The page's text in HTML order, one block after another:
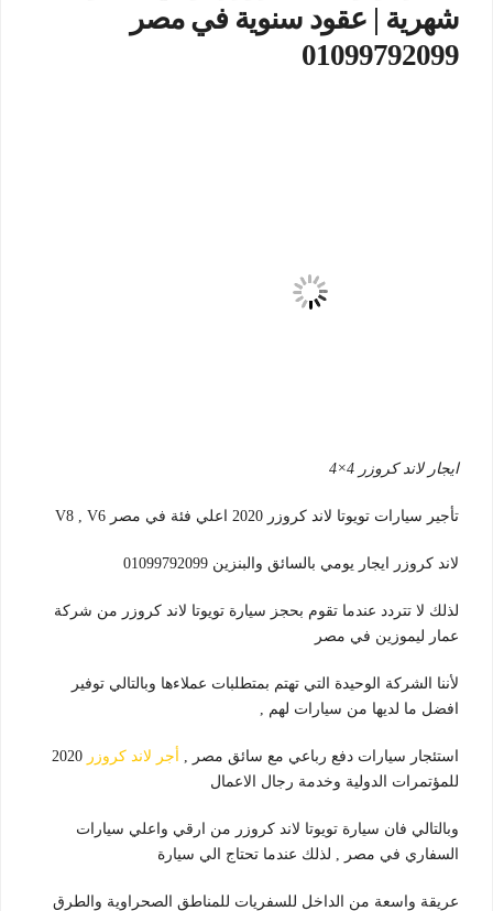
شهرية | عقود سنوية في مصر
01099792099
ايجار لاند كروزر 4×4
تأجير سيارات تويوتا لاند كروزر 2020 اعلي فئة في مصر V8 , V6
لاند كروزر ايجار يومي بالسائق والبنزين 01099792099
لذلك لا تتردد عندما تقوم بحجز سيارة تويوتا لاند كروزر من شركة
عمار ليموزين في مصر
لأننا الشركة الوحيدة التي تهتم بمتطلبات عملاءها وبالتالي توفير
افضل ما لديها من سيارات لهم ,
استئجار سيارات دفع رباعي مع سائق مصر , أجر لاند كروزر 2020
للمؤتمرات الدولية وخدمة رجال الاعمال
وبالتالي فان سيارة تويوتا لاند كروزر من ارقي واعلي سيارات
السفاري في مصر , لذلك عندما تحتاج الي سيارة
عريقة واسعة من الداخل للسفريات للمناطق الصحراوية والطرق